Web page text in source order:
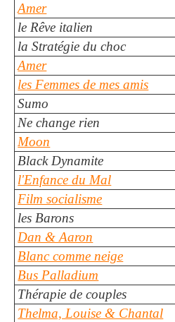
Amer
le Rêve italien
la Stratégie du choc
Amer
les Femmes de mes amis
Sumo
Ne change rien
Moon
Black Dynamite
l'Enfance du Mal
Film socialisme
les Barons
Dan & Aaron
Blanc comme neige
Bus Palladium
Thérapie de couples
Thelma, Louise & Chantal